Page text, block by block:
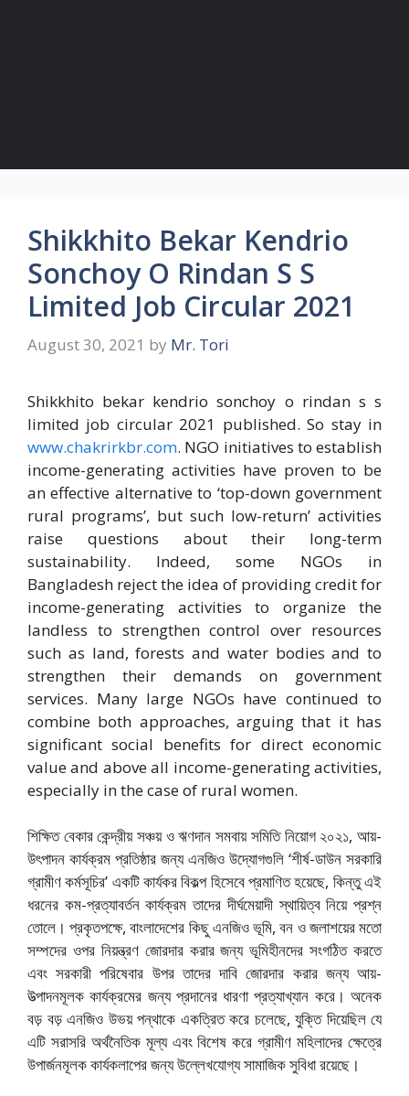
Shikkhito Bekar Kendrio
Sonchoy O Rindan S S
Limited Job Circular 2021
August 30, 2021 by Mr. Tori
Shikkhito bekar kendrio sonchoy o rindan s s
limited job circular 2021 published. So stay in
www.chakrirkbr.com. NGO initiatives to establish
income-generating activities have proven to be
an effective alternative to ‘top-down government
rural programs’, but such low-return’ activities
raise questions about their long-term
sustainability. Indeed, some NGOs in
Bangladesh reject the idea of ​​providing credit for
income-generating activities to organize the
landless to strengthen control over resources
such as land, forests and water bodies and to
strengthen their demands on government
services. Many large NGOs have continued to
combine both approaches, arguing that it has
significant social benefits for direct economic
value and above all income-generating activities,
especially in the case of rural women.
শিক্ষিত বেকার কেন্দ্রীয় সঞ্চয় ও ঋণদান সমবায় সমিতি নিয়োগ ২০২১, আয়-
উৎপাদন কার্যক্রম প্রতিষ্ঠার জন্য এনজিও উদ্যোগগুলি ‘শীর্ষ-ডাউন সরকারি
গ্রামীণ কর্মসূচির’ একটি কার্যকর বিকল্প হিসেবে প্রমাণিত হয়েছে, কিন্তু এই
ধরনের কম-প্রত্যাবর্তন কার্যক্রম তাদের দীর্ঘমেয়াদী স্থায়িত্ব নিয়ে প্রশ্ন
তোলে। প্রকৃতপক্ষে, বাংলাদেশের কিছু এনজিও ভূমি, বন ও জলাশয়ের মতো
সম্পদের ওপর নিয়ন্ত্রণ জোরদার করার জন্য ভূমিহীনদের সংগঠিত করতে
এবং সরকারী পরিষেবার উপর তাদের দাবি জোরদার করার জন্য আয়-
উত্পাদনমূলক কার্যক্রমের জন্য প্রদানের ধারণা প্রত্যাখ্যান করে। অনেক
বড় বড় এনজিও উভয় পন্থাকে একত্রিত করে চলেছে, যুক্তি দিয়েছিল যে
এটি সরাসরি অর্থনৈতিক মূল্য এবং বিশেষ করে গ্রামীণ মহিলাদের ক্ষেত্রে
উপার্জনমূলক কার্যকলাপের জন্য উল্লেখযোগ্য সামাজিক সুবিধা রয়েছে।